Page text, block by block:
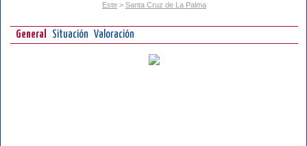
Este > Santa Cruz de La Palma
General Situación Valoración